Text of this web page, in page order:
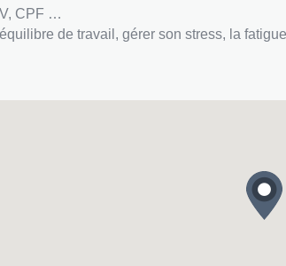
CPF …
de travail, gérer son stress, la